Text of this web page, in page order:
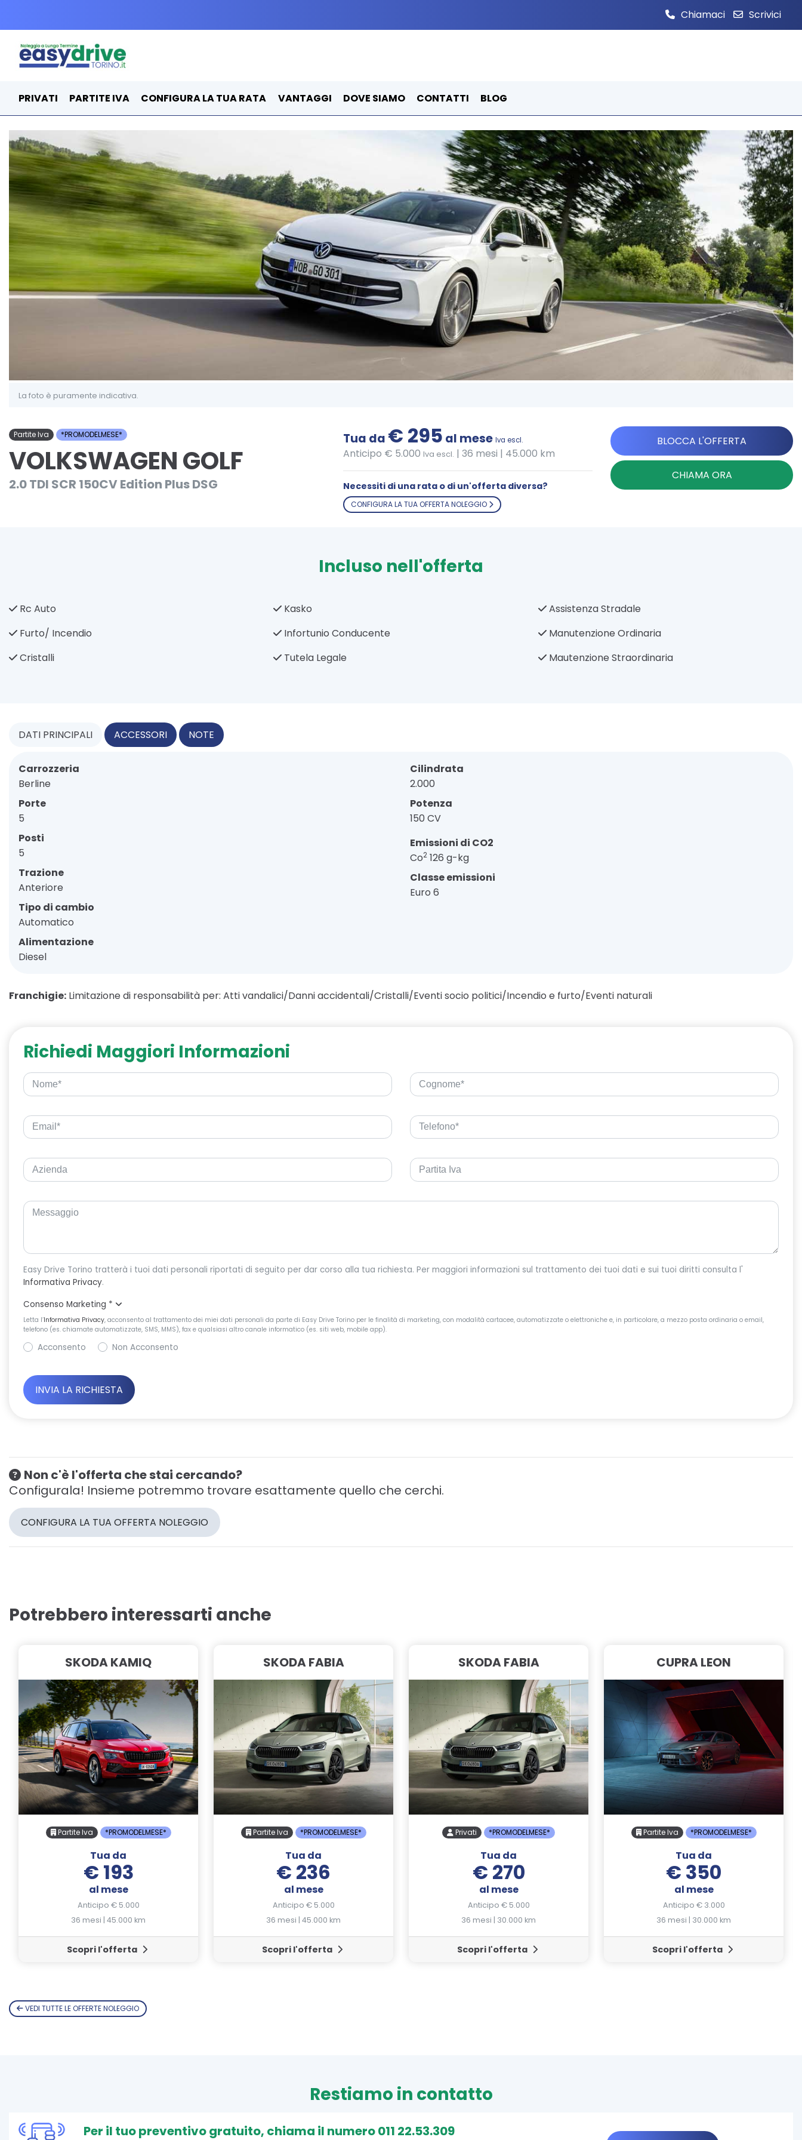
Chiamaci Scrivici
PRIVATI PARTITE IVA CONFIGURA LA TUA RATA VANTAGGI DOVE SIAMO CONTATTI BLOG
La foto è puramente indicativa.
Partite Iva *PROMODELMESE*
VOLKSWAGEN GOLF
2.0 TDI SCR 150CV Edition Plus DSG
Tua da € 295 al mese Iva escl.
Anticipo € 5.000 Iva escl. | 36 mesi | 45.000 km
Necessiti di una rata o di un'offerta diversa?
CONFIGURA LA TUA OFFERTA NOLEGGIO
BLOCCA L'OFFERTA
CHIAMA ORA
Incluso nell'offerta
Rc Auto
Furto/ Incendio
Cristalli
Kasko
Infortunio Conducente
Tutela Legale
Assistenza Stradale
Manutenzione Ordinaria
Mautenzione Straordinaria
DATI PRINCIPALI ACCESSORI NOTE
Carrozzeria
Berline
Porte
5
Posti
5
Trazione
Anteriore
Tipo di cambio
Automatico
Alimentazione
Diesel
Cilindrata
2.000
Potenza
150 CV
Emissioni di CO2
Co2 126 g-kg
Classe emissioni
Euro 6
Franchigie: Limitazione di responsabilità per: Atti vandalici/Danni accidentali/Cristalli/Eventi socio politici/Incendio e furto/Eventi naturali
Richiedi Maggiori Informazioni
Easy Drive Torino tratterà i tuoi dati personali riportati di seguito per dar corso alla tua richiesta. Per maggiori informazioni sul trattamento dei tuoi dati e sui tuoi diritti consulta l'
Informativa Privacy.
Consenso Marketing *
Letta l’Informativa Privacy, acconsento al trattamento dei miei dati personali da parte di Easy Drive Torino per le finalità di marketing, con modalità cartacee, automatizzate o elettroniche e, in particolare, a mezzo posta ordinaria o email,
telefono (es. chiamate automatizzate, SMS, MMS), fax e qualsiasi altro canale informatico (es. siti web, mobile app).
Acconsento Non Acconsento
Non c'è l'offerta che stai cercando?
Configurala! Insieme potremmo trovare esattamente quello che cerchi.
CONFIGURA LA TUA OFFERTA NOLEGGIO
Potrebbero interessarti anche
SKODA KAMIQ
Partite Iva *PROMODELMESE*
Tua da
€ 193
al mese
Anticipo € 5.000
36 mesi | 45.000 km
Scopri l'offerta
SKODA FABIA
Partite Iva *PROMODELMESE*
Tua da
€ 236
al mese
Anticipo € 5.000
36 mesi | 45.000 km
Scopri l'offerta
SKODA FABIA
Privati *PROMODELMESE*
Tua da
€ 270
al mese
Anticipo € 5.000
36 mesi | 30.000 km
Scopri l'offerta
CUPRA LEON
Partite Iva *PROMODELMESE*
Tua da
€ 350
al mese
Anticipo € 3.000
36 mesi | 30.000 km
Scopri l'offerta
VEDI TUTTE LE OFFERTE NOLEGGIO
Restiamo in contatto
Per il tuo preventivo gratuito, chiama il numero 011 22.53.309